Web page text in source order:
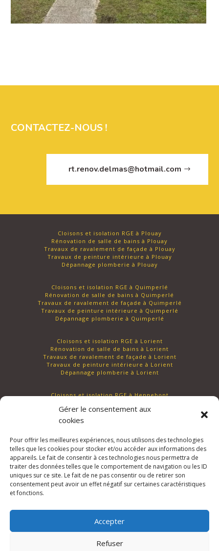
Gérer le consentement aux
cookies
Pour offrir les meilleures expériences, nous utilisons des technologies
telles que les cookies pour stocker et/ou accéder aux informations des
appareils. Le fait de consentir à ces technologies nous permettra de
traiter des données telles que le comportement de navigation ou les ID
uniques sur ce site. Le fait de ne pas consentir ou de retirer son
consentement peut avoir un effet négatif sur certaines caractéristiques
et fonctions.
Accepter
Refuser
CONTACTEZ-NOUS !
rt.renov.delmas@hotmail.com
Cloisons et isolation RGE à Plouay
Rénovation de salle de bains à Plouay
Travaux de ravalement de façade à Plouay
Travaux de peinture intérieure à Plouay
Dépannage plomberie à Plouay
Cloisons et isolation RGE à Quimperlé
Rénovation de salle de bains à Quimperlé
Travaux de ravalement de façade à Quimperlé
Travaux de peinture intérieure à Quimperlé
Dépannage plomberie à Quimperlé
Cloisons et isolation RGE à Lorient
Rénovation de salle de bains à Lorient
Travaux de ravalement de façade à Lorient
Travaux de peinture intérieure à Lorient
Dépannage plomberie à Lorient
Cloisons et isolation RGE à Hennebont
Travaux de ravalement de façade à Hennebont
Travaux de peinture intérieure à Hennebont